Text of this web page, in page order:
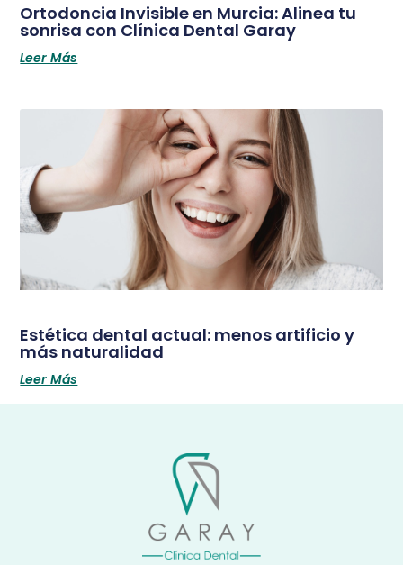
Ortodoncia Invisible en Murcia: Alinea tu
sonrisa con Clínica Dental Garay
Leer Más
Estética dental actual: menos artificio y
más naturalidad
Leer Más